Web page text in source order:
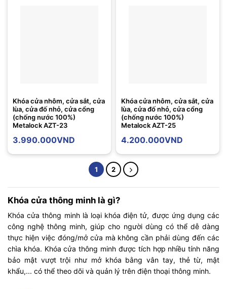
Khóa cửa nhôm, cửa sắt, cửa
lùa, cửa đố nhỏ, cửa cổng
(chống nước 100%)
Metalock AZT-23
3.990.000VND
Khóa cửa nhôm, cửa sắt, cửa
lùa, cửa đố nhỏ, cửa cổng
(chống nước 100%)
Metalock AZT-25
4.200.000VND
1 2
Khóa cửa thông minh là gì?
Khóa cửa thông minh là loại khóa điện tử, được ứng dụng các
công nghệ thông minh, giúp cho người dùng có thể dễ dàng
thực hiện việc đóng/mở cửa mà không cần phải dùng đến các
chìa khóa. Khóa cửa thông minh được tích hợp nhiều tính năng
bảo mật vượt trội như mở khóa bằng vân tay, thẻ từ, mật
khẩu,... có thể theo dõi và quản lý trên điện thoại thông minh.